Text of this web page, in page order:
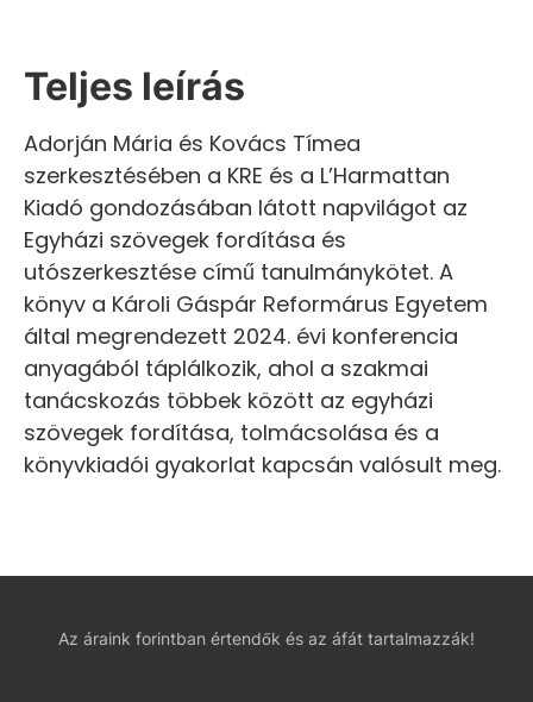
Teljes leírás
Adorján Mária és Kovács Tímea
szerkesztésében a KRE és a L’Harmattan
Kiadó gondozásában látott napvilágot az
Egyházi szövegek fordítása és
utószerkesztése című tanulmánykötet. A
könyv a Károli Gáspár Reformárus Egyetem
által megrendezett 2024. évi konferencia
anyagából táplálkozik, ahol a szakmai
tanácskozás többek között az egyházi
szövegek fordítása, tolmácsolása és a
könyvkiadói gyakorlat kapcsán valósult meg.
Az áraink forintban értendők és az áfát tartalmazzák!